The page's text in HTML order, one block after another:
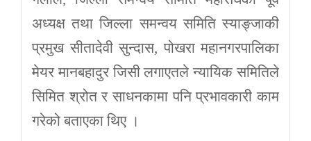
अध्यक्ष तथा जिल्ला समन्वय समिति स्याङ्जाकी
प्रमुख सीतादेवी सुन्दास, पोखरा महानगरपालिका
मेयर मानबहादुर जिसी लगाएतले न्यायिक समितिले
सिमित श्रोत र साधनकामा पनि प्रभावकारी काम
गरेको बताएका थिए ।